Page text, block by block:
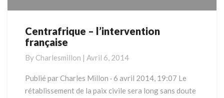
Centrafrique
–
française
Centrafrique – l’intervention
française
By Charlesmillon | Avril 6, 2014
Publié par Charles Millon · 6 avril 2014, 19:07 Le
rétablissement de la paix civile sera long sans doute